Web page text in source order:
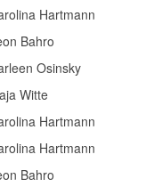
Hartmann
Bahro
Osinsky
Witte
Hartmann
Hartmann
Bahro